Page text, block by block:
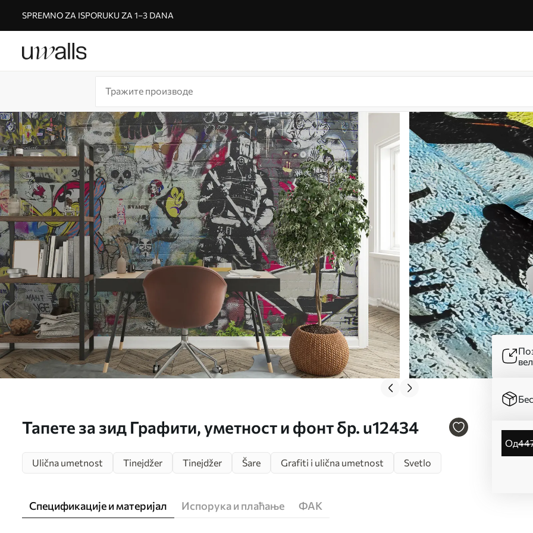
SPREMNO ZA ISPORUKU ZA 1–3 DANA
Тапете за зид Графити, уметност и фонт бр. u12434
од
Ulična umetnost
Tinejdžer Tinejdžer Šare Grafiti i ulična umetnost Svetlo
Спецификације и материјал Испорука и плаћање ФАК